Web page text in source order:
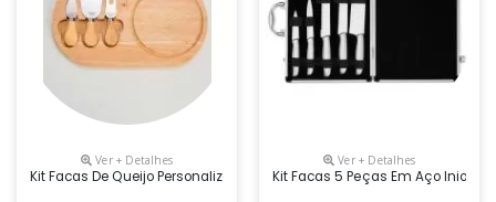
Ver + Detalhes
Kit Facas De Queijo Personalizado, Medidas 32,1 X 18,7 Cm, Peso 613
Ver + Detalhes
Kit Facas 5 Peças Em Aço Iniox